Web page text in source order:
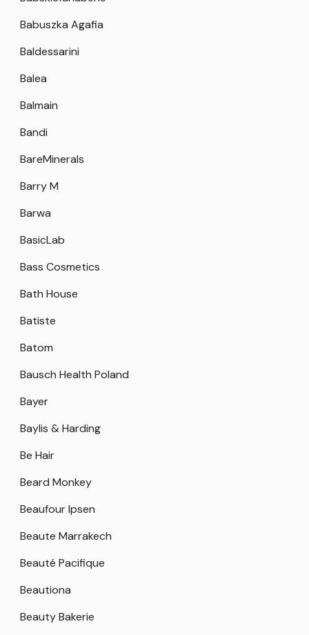
Babuszka Agafia
Baldessarini
Balea
Balmain
Bandi
BareMinerals
Barry M
Barwa
BasicLab
Bass Cosmetics
Bath House
Batiste
Batom
Bausch Health Poland
Bayer
Baylis & Harding
Be Hair
Beard Monkey
Beaufour Ipsen
Beaute Marrakech
Beauté Pacifique
Beautiona
Beauty Bakerie